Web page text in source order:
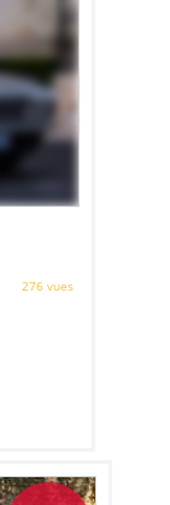
276 vues